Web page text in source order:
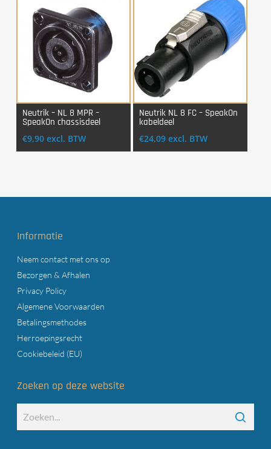
Login Voor Aankoop
Neutrik – NL 8 MPR –
SpeakOn chassisdeel
€9,90 excl. BTW
Login Voor Aankoop
Neutrik NL 8 FC – SpeakOn
kabeldeel
€24,09 excl. BTW
Informatie
Neem contact met ons op
Bezorgen & Afhalen
Privacy Policy
Algemene Voorwaarden
Betalingsmethodes
Herroepingsrecht
Cookiebeleid (EU)
Zoeken op deze website